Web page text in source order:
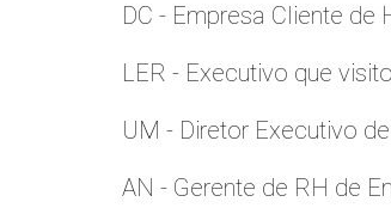
DC - Empresa Cliente de
LER - Executivo que
UM - Diretor Executivo
AN - Gerente de RH de